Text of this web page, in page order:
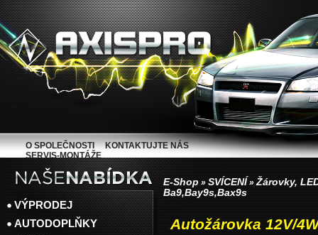
E-Shop » SVÍCENÍ »Žárovky,
Ba9,Bay9s,Bax9s
Autožárovka 12V/
VÝPRODEJ
AUTODOPLŇKY
O SPOLEČNOSTI
KONTAKTUJTE NÁS
SERVIS-MONTÁŽE